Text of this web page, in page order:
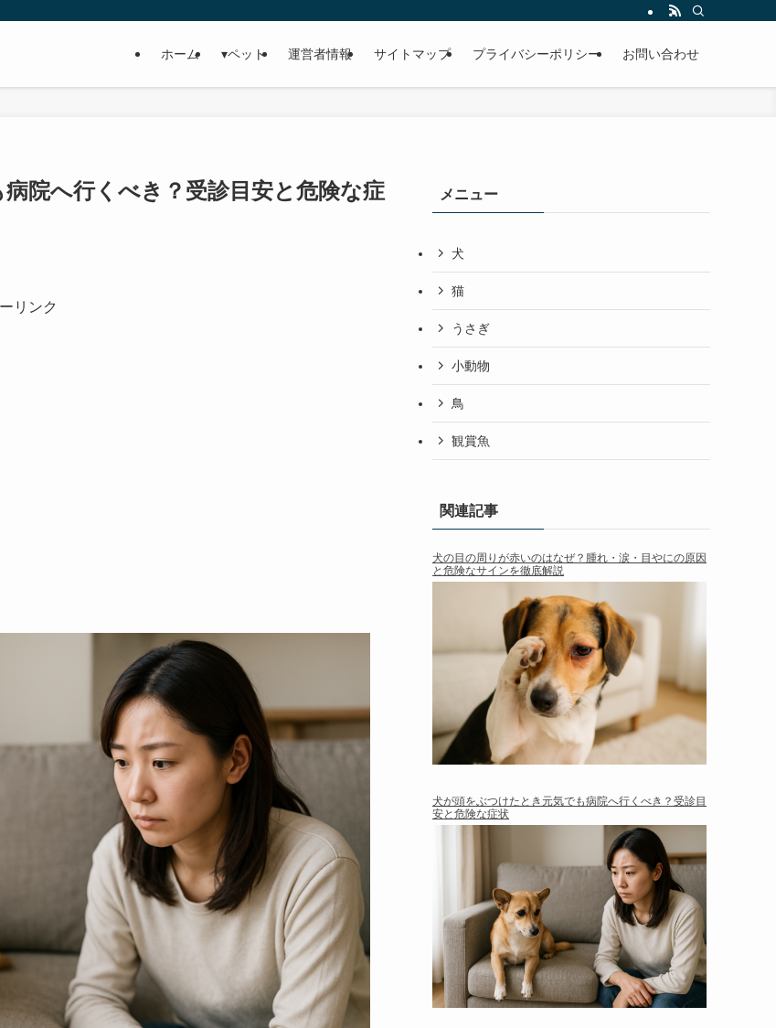
ホーム ▾ペット 運営者情報 サイトマップ プライバシーポリシー お問い合わせ
院へ行くべき？受診目安と危険な症
リンク
メニュー
犬
猫
うさぎ
小動物
鳥
観賞魚
関連記事
犬の目の周りが赤いのはなぜ？腫れ・涙・目やにの原因
と危険なサインを徹底解説
犬が頭をぶつけたとき元気でも病院へ行くべき？受診目
安と危険な症状